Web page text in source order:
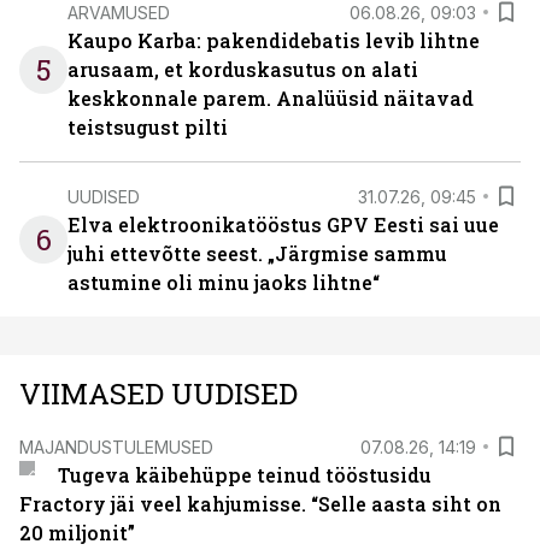
5
ARVAMUSED 06.08.26, 09:03
Kaupo Karba: pakendidebatis levib lihtne
arusaam, et korduskasutus on alati
keskkonnale parem. Analüüsid näitavad
teistsugust pilti
6
UUDISED 31.07.26, 09:45
Elva elektroonikatööstus GPV Eesti sai uue
juhi ettevõtte seest. „Järgmise sammu
astumine oli minu jaoks lihtne“
VIIMASED UUDISED
MAJANDUSTULEMUSED 07.08.26, 14:19
Tugeva käibehüppe teinud tööstusidu
Fractory jäi veel kahjumisse. “Selle aasta siht on
20 miljonit”